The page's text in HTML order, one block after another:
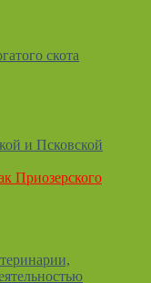
скота
и Псковской
Приозерского